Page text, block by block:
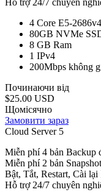
Hỗ trợ 24/7 chuyên
4 Core E5-2686v4
80GB NVMe
8 GB Ram
1 IPv4
200Mbps không
Починаючи від
$25.00 USD
Щомісячно
Замовити зараз
Cloud Server 5
Miễn phí 4 bản Backup
Miễn phí 2 bản
Bật, Tắt, Restart, Cài
Hỗ trợ 24/7 chuyên